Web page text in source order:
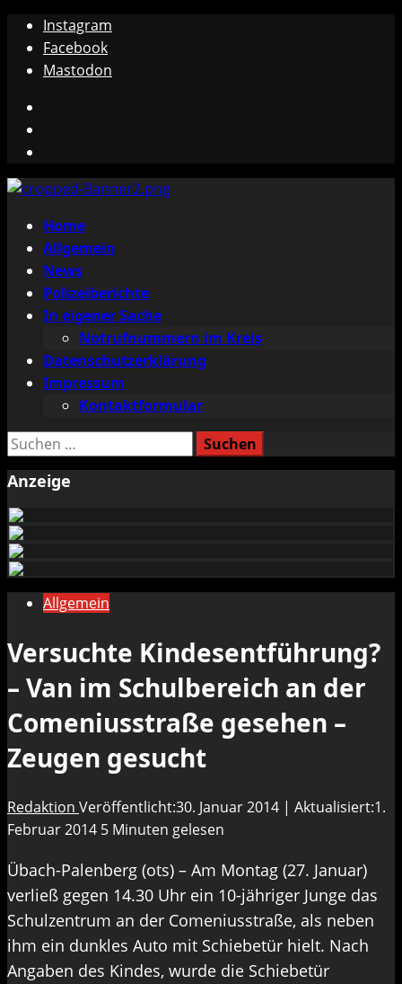
Zum
Inhalt
springen
Instagram
Facebook
Mastodon
Primäres
Menü
Home
Allgemein
News
Polizeiberichte
In eigener Sache
Notrufnummern im Kreis
Datenschutzerklärung
Impressum
Kontaktformular
Suchen
Anzeige
Allgemein
Versuchte Kindesentführung?
– Van im Schulbereich an der
Comeniusstraße gesehen –
Zeugen gesucht
Redaktion Veröffentlicht:30. Januar 2014 | Aktualisiert:1.
Februar 2014 5 Minuten gelesen
Übach-Palenberg (ots) – Am Montag (27. Januar)
verließ gegen 14.30 Uhr ein 10-jähriger Junge das
Schulzentrum an der Comeniusstraße, als neben
ihm ein dunkles Auto mit Schiebetür hielt. Nach
Angaben des Kindes, wurde die Schiebetür